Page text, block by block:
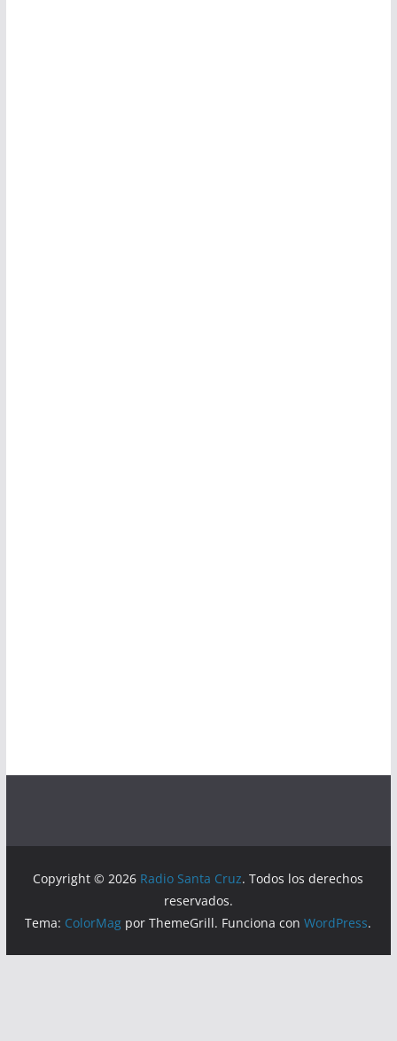
Copyright © 2026 Radio Santa Cruz. Todos los derechos
reservados.
Tema: ColorMag por ThemeGrill. Funciona conWordPress.